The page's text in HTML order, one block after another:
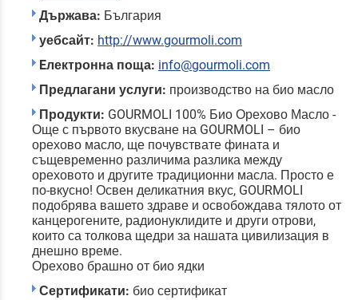
Държава: България
уебсайт: http://www.gourmoli.com
Eлектронна поща: info@gourmoli.com
Предлагани услуги: производство на био масло
Продукти: GOURMOLI 100% Био Орехово Масло -
Още с първото вкусване на GOURMOLI – био
орехово масло, ще почувствате фината и
същевременно различима разлика между
ореховото и другите традиционни масла. Просто е
по-вкусно! Освен деликатния вкус, GOURMOLI
подобрява вашето здраве и освобождава тялото от
канцерогените, радионуклидите и други отрови,
които са толкова щедри за нашата цивилизация в
днешно време.
Орехово брашно от био ядки
Сертификати: био сертификат